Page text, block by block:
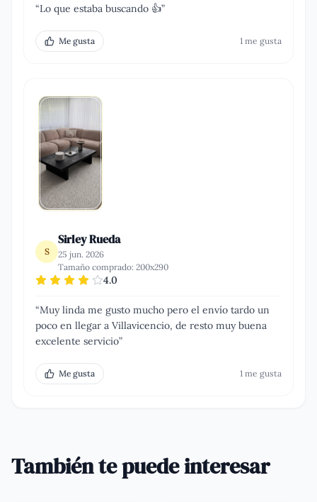
“Lo que estaba buscando 👍”
Me gusta 1 me gusta
S
Sirley Rueda
25 jun. 2026
Tamaño comprado: 200x290
4.0
“Muy linda me gusto mucho pero el envío tardo un
poco en llegar a Villavicencio, de resto muy buena
excelente servicio”
Me gusta 1 me gusta
También te puede interesar